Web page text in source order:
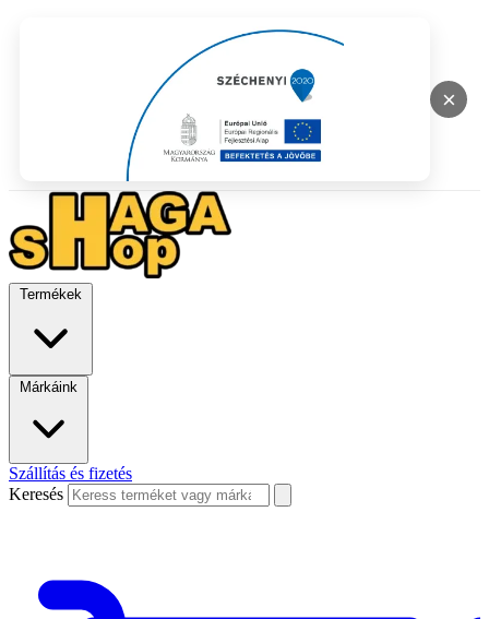
×
Termékek
Márkáink
Szállítás és fizetés
Keresés